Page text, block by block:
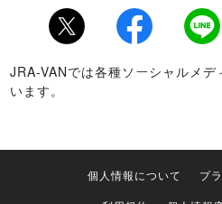
Twitter Facebook LINE
JRA-VANでは各種ソーシャルメ
います。
個人情報について
プ